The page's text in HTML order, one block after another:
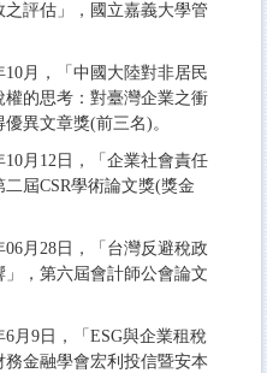
評估」，國立嘉義大學管
10月，「中國大陸對非居民
的思考：對臺灣企業之衝
異文章獎(前三名)。
10月12日，「企業社會責任
屆CSR學術論文獎(獎金
06月28日，「台灣反避稅政
，第六屆會計師公會論文
6月9日，「ESG與企業租稅
金融學會宏利投信暨安本